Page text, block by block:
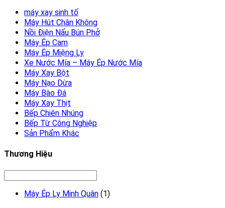
máy xay sinh tố
Máy Hút Chân Không
Nồi Điện Nấu Bún Phở
Máy Ép Cam
Máy Ép Miệng Ly
Xe Nước Mía – Máy Ép Nước Mía
Máy Xay Bột
Máy Nạo Dừa
Máy Bào Đá
Máy Xay Thịt
Bếp Chiên Nhúng
Bếp Từ Công Nghiệp
Sản Phẩm Khác
Thương Hiệu
Máy Ép Ly Minh Quân (1)